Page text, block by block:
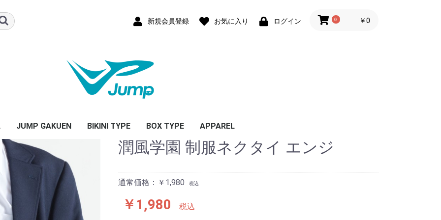
新規会員登録 お気に入り ログイン 0 ￥0
JUMP GAKUEN BIKINI TYPE BOX TYPE APPAREL
潤風学園 制服ネクタイ エンジ
通常価格：￥1,980 税込
￥1,980 税込